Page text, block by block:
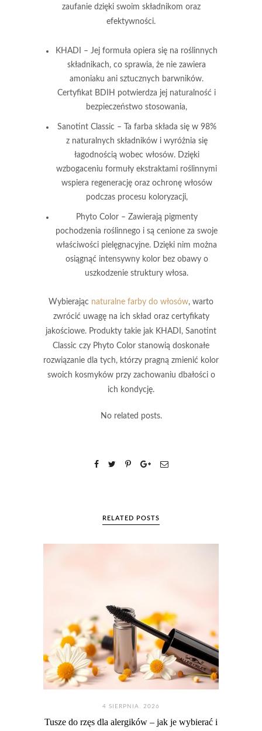
zaufanie dzięki swoim składnikom oraz
efektywności.
KHADI
– Jej formuła opiera się na roślinnych
składnikach, co sprawia, że nie zawiera
amoniaku ani sztucznych barwników.
Certyfikat BDIH potwierdza jej naturalność i
bezpieczeństwo stosowania,
Sanotint Classic – Ta farba składa się w 98%
z naturalnych składników i wyróżnia się
łagodnością wobec włosów. Dzięki
wzbogaceniu formuły ekstraktami roślinnymi
wspiera regenerację oraz ochronę włosów
podczas procesu koloryzacji,
Phyto Color– Zawierają pigmenty
pochodzenia roślinnego i są cenione za swoje
właściwości pielęgnacyjne. Dzięki nim można
osiągnąć intensywny kolor bez obawy o
uszkodzenie struktury włosa.
Wybierając naturalne farby do włosów, warto
zwrócić uwagę na ich skład oraz certyfikaty
jakościowe. Produkty takie jak KHADI, Sanotint
Classic czy Phyto Color stanowią doskonałe
rozwiązanie dla tych, którzy pragną zmienić kolor
swoich kosmyków przy zachowaniu dbałości o
ich kondycję.
No related posts.
RELATED POSTS
4 SIERPNIA. 2026
Tusze do rzęs dla alergików – jak je wybierać i